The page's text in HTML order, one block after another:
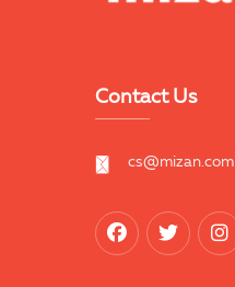
Contact Us
cs@mizan.com